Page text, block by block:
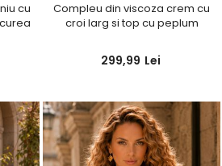
cu
Compleu din viscoza crem cu
croi larg si top cu peplum
299,99 Lei